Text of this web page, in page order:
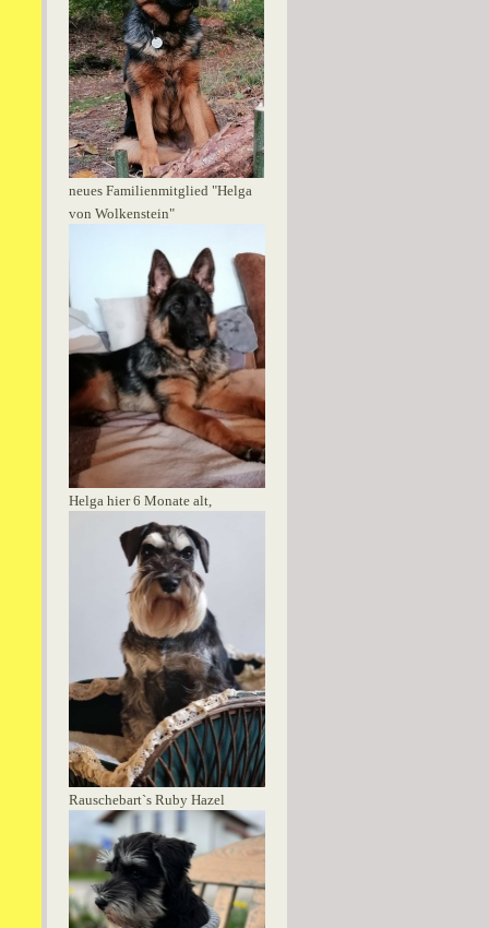
neues Familienmitglied "Helga
von Wolkenstein"
Helga hier 6 Monate alt,
Rauschebart`s Ruby Hazel